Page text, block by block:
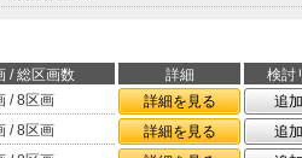
/ 総区画数 詳細
検討
/ 8区画 詳細を見る
追
/ 8区画 詳細を見る
追